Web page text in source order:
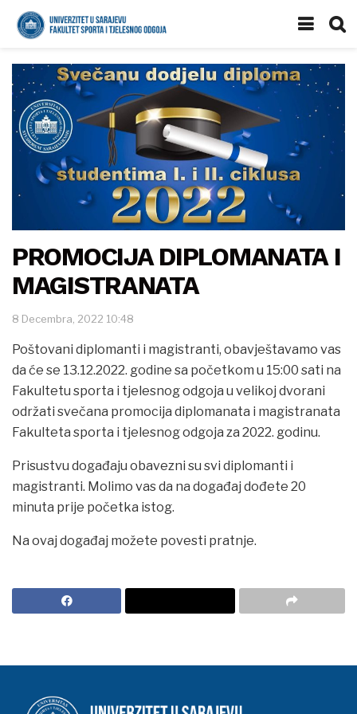
PROMOCIJA DIPLOMANATA I
MAGISTRANATA
8 Decembra, 2022 10:48
Poštovani diplomanti i magistranti, obavještavamo vas
da će se 13.12.2022. godine sa početkom u 15:00 sati na
Fakultetu sporta i tjelesnog odgoja u velikoj dvorani
održati svečana promocija diplomanata i magistranata
Fakulteta sporta i tjelesnog odgoja za 2022. godinu.
Prisustvu događaju obavezni su svi diplomanti i
magistranti. Molimo vas da na događaj dođete 20
minuta prije početka istog.
Na ovaj događaj možete povesti pratnje.